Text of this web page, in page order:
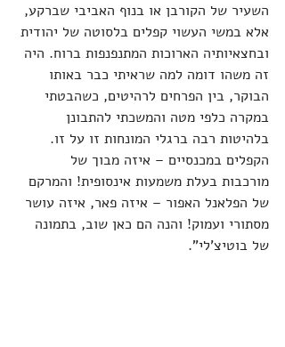
השעיר של הקורבן או בנוף האביבי שברקע,
אלא במשי העשוי קפלים בלסוטה של יהודית
ובחצאיותיה הארוכות המתנפנפות ברוח. היה
זה משהו דומה למה שראיתי כבר באותו
הבוקר, בין הפרחים לרהיטים, כשהבטתי
במקרה כלפי מטה והמשכתי להתבונן
בלהיטות רבה ברגלי המונחות זו על זו.
הקפלים במכנסיים – איזה מבוך של
מורכבות בעלת משמעות אינסופית! והמרקם
של הפלאנל האפור – איזה פאר, איזה עושר
מסתורי ועמוק! והנה הם כאן שוב, בתמונה
של בוטיצ'לי".